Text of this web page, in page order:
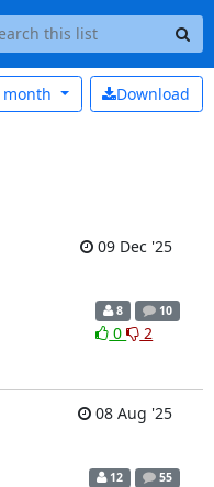
Download
month
09 Dec '25
8 10
0 2
08 Aug '25
12 55